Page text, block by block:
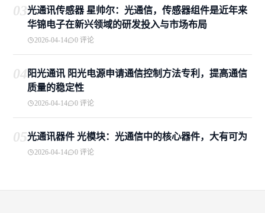
03光通讯传感器 星帅尔：光通信，传感器组件是近年来
华锦电子在新兴领域的研发投入与市场布局
2026-04-14 0 评论
04 阳光通讯 阳光电源申请通信控制方法专利，提高通信
质量的稳定性
2026-04-14 0 评论
05光通讯器件 光模块：光通信中的核心器件，大有可为
2026-04-14 0 评论